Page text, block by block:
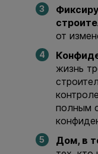
от
жизнь
полным
Дом, в